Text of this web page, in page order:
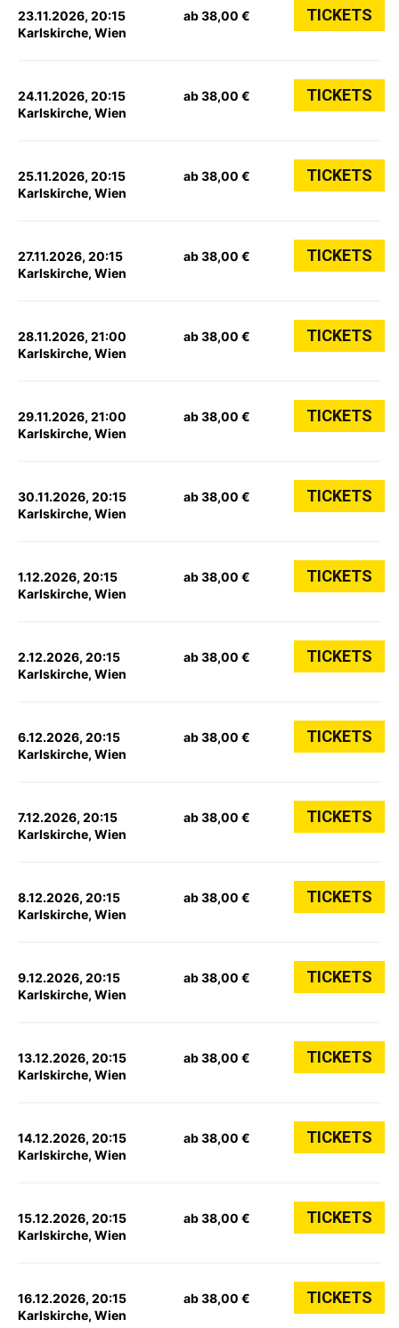
23.11.2026, 20:15
Karlskirche, Wien
ab 38,00 € TICKETS
24.11.2026, 20:15
Karlskirche, Wien
ab 38,00 € TICKETS
25.11.2026, 20:15
Karlskirche, Wien
ab 38,00 € TICKETS
27.11.2026, 20:15
Karlskirche, Wien
ab 38,00 € TICKETS
28.11.2026, 21:00
Karlskirche, Wien
ab 38,00 € TICKETS
29.11.2026, 21:00
Karlskirche, Wien
ab 38,00 € TICKETS
30.11.2026, 20:15
Karlskirche, Wien
ab 38,00 € TICKETS
1.12.2026, 20:15
Karlskirche, Wien
ab 38,00 € TICKETS
2.12.2026, 20:15
Karlskirche, Wien
ab 38,00 € TICKETS
6.12.2026, 20:15
Karlskirche, Wien
ab 38,00 € TICKETS
7.12.2026, 20:15
Karlskirche, Wien
ab 38,00 € TICKETS
8.12.2026, 20:15
Karlskirche, Wien
ab 38,00 € TICKETS
9.12.2026, 20:15
Karlskirche, Wien
ab 38,00 € TICKETS
13.12.2026, 20:15
Karlskirche, Wien
ab 38,00 € TICKETS
14.12.2026, 20:15
Karlskirche, Wien
ab 38,00 € TICKETS
15.12.2026, 20:15
Karlskirche, Wien
ab 38,00 € TICKETS
16.12.2026, 20:15
Karlskirche, Wien
ab 38,00 € TICKETS